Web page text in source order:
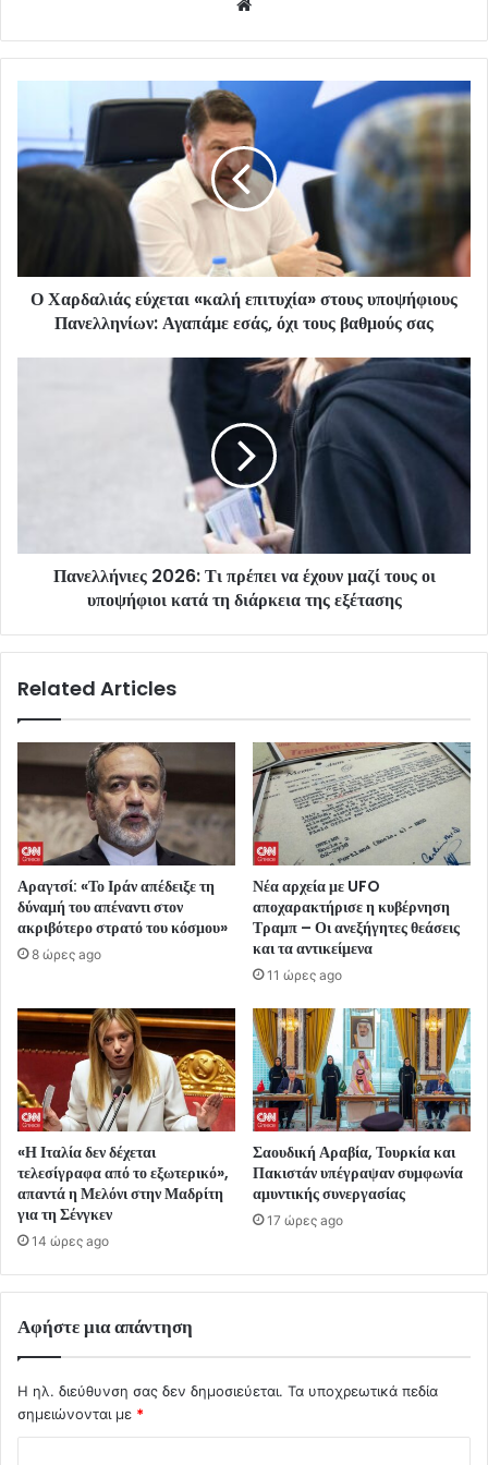
Ο Χαρδαλιάς εύχεται «καλή επιτυχία» στους υποψήφιους
Πανελληνίων: Αγαπάμε εσάς, όχι τους βαθμούς σας
Πανελλήνιες 2026: Τι πρέπει να έχουν μαζί τους οι
υποψήφιοι κατά τη διάρκεια της εξέτασης
Related Articles
Αραγτσί: «Το Ιράν απέδειξε τη
δύναμή του απέναντι στον
ακριβότερο στρατό του κόσμου»
8 ώρες ago
Νέα αρχεία με UFO
αποχαρακτήρισε η κυβέρνηση
Τραμπ – Οι ανεξήγητες θεάσεις
και τα αντικείμενα
11 ώρες ago
«Η Ιταλία δεν δέχεται
τελεσίγραφα από το εξωτερικό»,
απαντά η Μελόνι στην Μαδρίτη
για τη Σένγκεν
14 ώρες ago
Σαουδική Αραβία, Τουρκία και
Πακιστάν υπέγραψαν συμφωνία
αμυντικής συνεργασίας
17 ώρες ago
Αφήστε μια απάντηση
Η ηλ. διεύθυνση σας δεν δημοσιεύεται. Τα υποχρεωτικά πεδία
σημειώνονται με *